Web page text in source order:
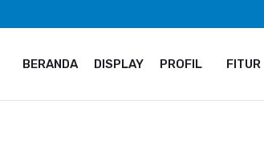
BERANDA DISPLAY PROFIL FITUR